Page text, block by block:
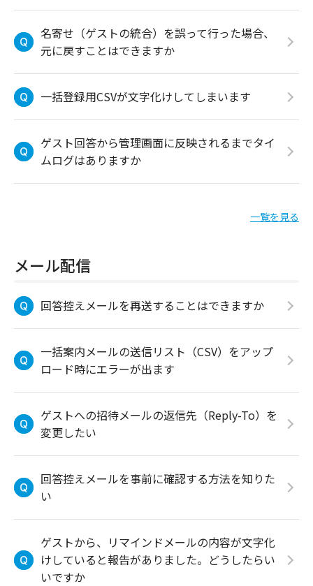
名寄せ（ゲストの統合）を誤って行った場合、
元に戻すことはできますか
一括登録用CSVが文字化けしてしまいます
ゲスト回答から管理画面に反映されるまでタイ
ムログはありますか
一覧を見る
メール配信
回答控えメールを再送することはできますか
一括案内メールの送信リスト（CSV）をアップ
ロード時にエラーが出ます
ゲストへの招待メールの返信先（Reply-To）を
変更したい
回答控えメールを事前に確認する方法を知りた
い
ゲストから、リマインドメールの内容が文字化
けしていると報告がありました。どうしたらい
いですか